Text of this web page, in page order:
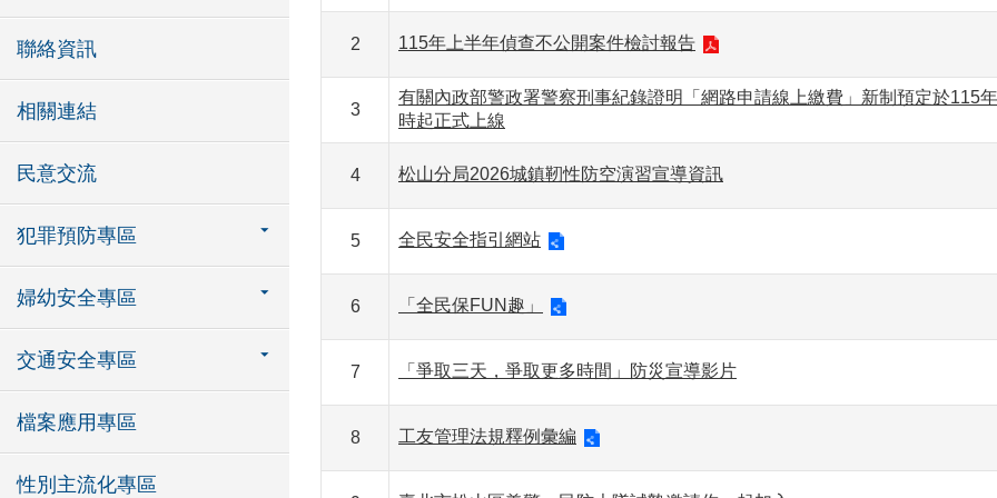
聯絡資訊
相關連結
民意交流
犯罪預防專區
婦幼安全專區
交通安全專區
檔案應用專區
性別主流化專區
2 115年上半年偵查不公開案件檢討報告
3
有關內政部警政署警察刑事紀錄證明「網路申請線上繳費」新制預定於115
時起正式上線
4 松山分局2026城鎮靭性防空演習宣導資訊
5 全民安全指引網站
6 「全民保FUN趣」
7 「爭取三天，爭取更多時間」防災宣導影片
8 工友管理法規釋例彙編